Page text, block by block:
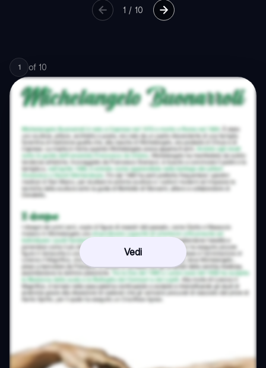
1 / 10
1 of 10
Vedi